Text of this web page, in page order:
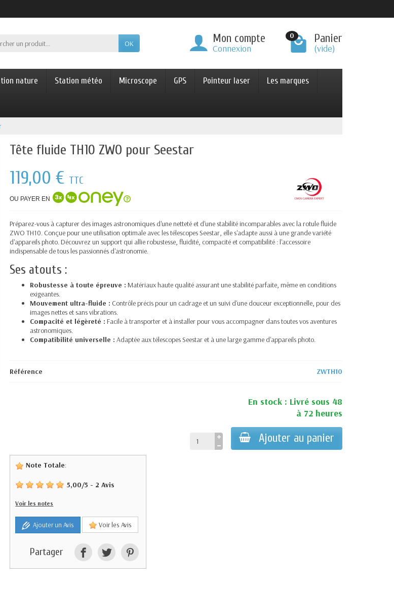
OK Mon compte
Connexion
0 Panier
(vide)
nature Station météo Microscope GPS Pointeur laser Les marques
Tête fluide TH10 ZWO pour Seestar
119,00 € TTC
OU PAYER EN
Préparez-vous à capturer des images astronomiques d'une netteté et d'une stabilité incomparables avec la rotule fluide
ZWO TH10. Conçue pour une utilisation optimale avec lestélescopesSeestar, elle s'adapte aussi à une grande variété
d'appareils photo. Découvrez un support qui allie robustesse, fluidité, compacité et compatibilité : l'accessoire
indispensable de tous les passionnés d'astronomie.
Ses atouts :
Robustesse à toute épreuve : Matériaux haute qualité assurant une stabilité parfaite, même en conditions
exigeantes.
Mouvement ultra-fluide : Contrôle précis pour un cadrage et un suivi d'une douceur exceptionnelle, pour des
images nettes et sans vibrations.
Compacité et légèreté : Facile à transporter et à installer pour vous accompagner dans toutes vos aventures
astronomiques.
Compatibilité universelle : Adaptée aux télescopes Seestar et à une large gamme d'appareils photo.
Référence ZWTH10
En stock : Livré sous 48
à 72 heures
Ajouter au panier
Note Totale:
5,00/5 - 2 Avis
Voir les notes
Ajouter un Avis Voir les Avis
Partager